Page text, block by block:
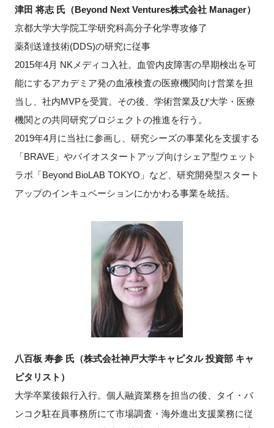
津田 将志 氏（Beyond Next Ventures株式会社 Manager）
京都大学大学院工学研究科高分子化学専攻修了
薬剤送達技術(DDS)の研究に従事
2015年4月 NKメディコ入社。血管内皮障害の早期検出を可
能にするアカデミア発の血液検査の医療機関向け営業を担
当し、社内MVPを受賞。その後、学術営業及び大学・医療
機関との共同研究プロジェクトの推進を行う。
2019年4月に当社に参画し、研究シーズの事業化を支援する
「BRAVE」やバイオスタートアップ向けシェア型ウェット
ラボ「Beyond BioLAB TOKYO」など、研究開発型スタート
アップのインキュベーションにかかわる事業を統括。
八百板 寿参 氏（株式会社神戸大学キャピタル 投資部 キャ
ピタリスト）
大学卒業後銀行入行。個人融資業務を担当の後、タイ・バ
ンコク駐在員事務所にて市場調査・海外進出支援業務に従